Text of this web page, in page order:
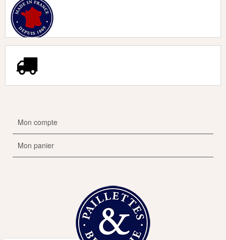
Mon compte
Mon panier